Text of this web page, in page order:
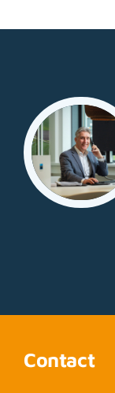
Contact